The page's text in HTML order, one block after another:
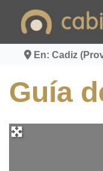
En: Cadiz
Guía